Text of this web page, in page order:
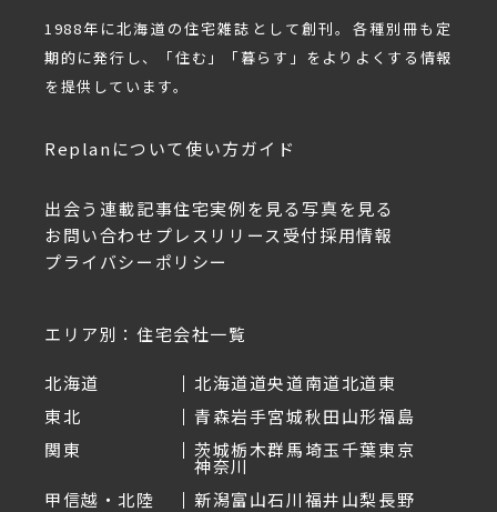
1988年に北海道の住宅雑誌として創刊。各種別冊も定
期的に発行し、「住む」「暮らす」をよりよくする情報
を提供しています。
Replanについて使い方ガイド
出会う 連載記事住宅実例を見る写真を見る
お問い合わせ プレスリリース受付採用情報
プライバシーポリシー
エリア別：住宅会社一覧
北海道 北海道道央道南道北道東
東北
青森岩手宮城秋田山形福島
関東
茨城栃木群馬埼玉千葉東京
神奈川
甲信越・北陸
新潟富山石川福井山梨長野